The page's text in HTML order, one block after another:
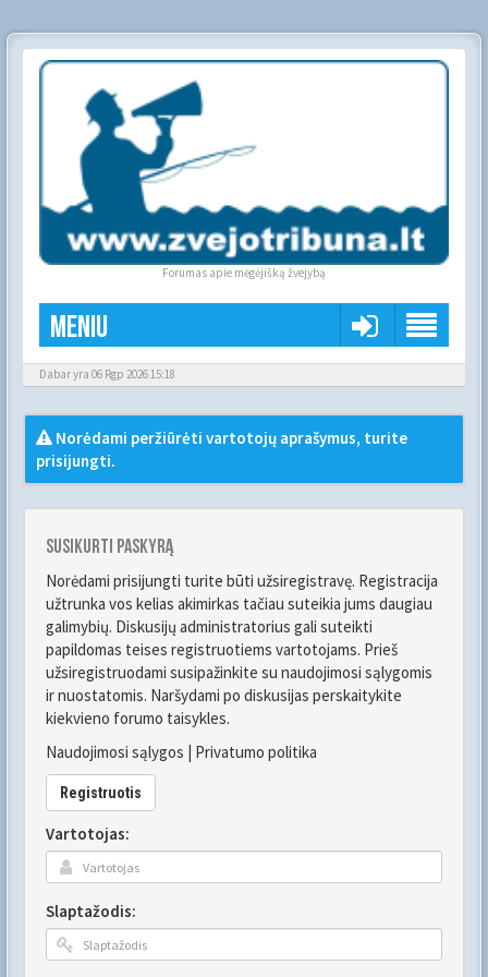
Forumas apie mėgėjišką žvejybą
Meniu
Dabar yra 06 Rgp 2026 15:18
Norėdami peržiūrėti vartotojų aprašymus, turite
prisijungti.
Susikurti paskyrą
Norėdami prisijungti turite būti užsiregistravę. Registracija
užtrunka vos kelias akimirkas tačiau suteikia jums daugiau
galimybių. Diskusijų administratorius gali suteikti
papildomas teises registruotiems vartotojams. Prieš
užsiregistruodami susipažinkite su naudojimosi sąlygomis
ir nuostatomis. Naršydami po diskusijas perskaitykite
kiekvieno forumo taisykles.
Naudojimosi sąlygos | Privatumo politika
Registruotis
Vartotojas:
Slaptažodis: